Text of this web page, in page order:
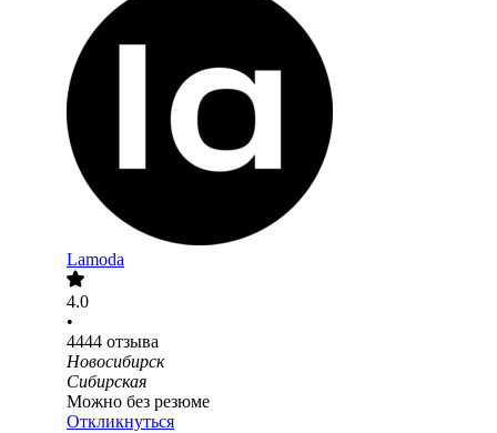
Lamoda
4.0
•
4444 отзыва
Новосибирск
Сибирская
Можно без резюме
Откликнуться